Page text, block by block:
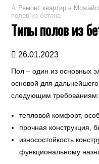
Ремонт квартир в
полов из бетона
Типы полов из
26.01.2023
Пол – один из основных
основой для
следующим требованиям:
тепловой комфорт,
прочная конструкция,
износостойкость
функциональному